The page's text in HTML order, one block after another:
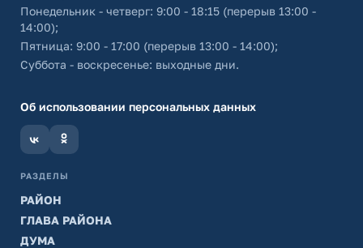
Понедельник - четверг: 9:00 - 18:15 (перерыв 13:00 -
14:00);
Пятница: 9:00 - 17:00 (перерыв 13:00 - 14:00);
Суббота - воскресенье: выходные дни.
Об использовании персональных данных
РАЗДЕЛЫ
РАЙОН
ГЛАВА РАЙОНА
ДУМА